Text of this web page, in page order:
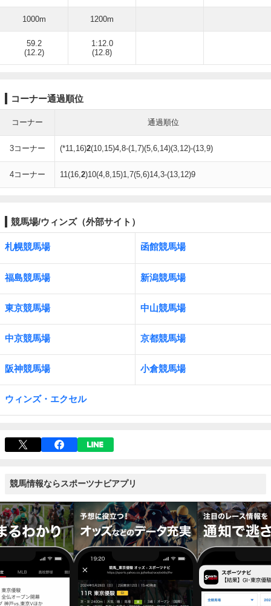
1000m 1200m
59.2
(12.2)
1:12.0
(12.8)
コーナー通過順位
コーナー 通過順位
3コーナー (*11,16)2(10,15)4,8-(1,7)(5,6,14)(3,12)-(13,9)
4コーナー 11(16,2)10(4,8,15)1,7(5,6)14,3-(13,12)9
競馬場/ウィンズ（外部サイト）
札幌競馬場 函館競馬場
福島競馬場 新潟競馬場
東京競馬場 中山競馬場
中京競馬場 京都競馬場
阪神競馬場 小倉競馬場
ウィンズ・エクセル
競馬情報ならスポーツナビアプリ